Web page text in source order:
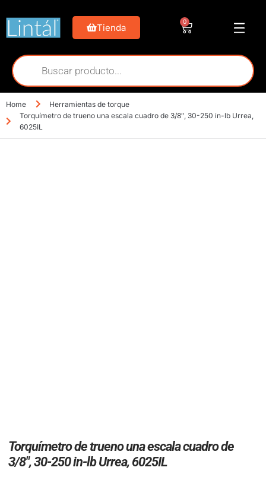
Tienda
0
Home
Herramientas de torque
Torquímetro de trueno una escala cuadro de 3/8″, 30-250 in-lb Urrea,
6025IL
Torquímetro de trueno una escala cuadro de
3/8″, 30-250 in-lb Urrea, 6025IL